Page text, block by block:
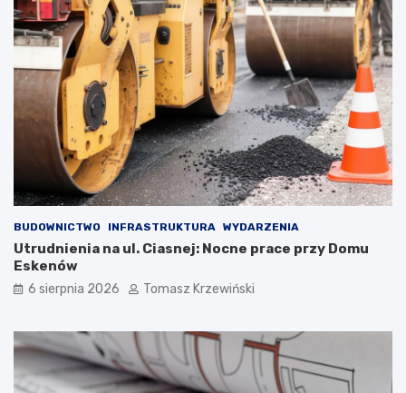
BUDOWNICTWO INFRASTRUKTURA WYDARZENIA
Utrudnienia na ul. Ciasnej: Nocne prace przy Domu
Eskenów
6 sierpnia 2026 Tomasz Krzewiński